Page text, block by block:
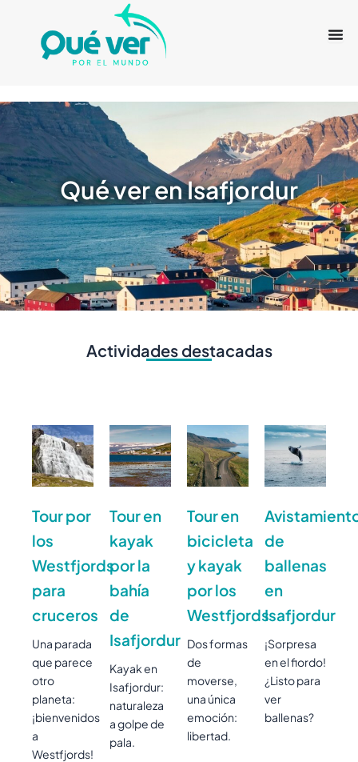
contenido
Qué ver en Isafjordur
Actividades destacadas
Tour por
los
Westfjords
para
cruceros
Una parada
que parece
otro
planeta:
¡bienvenidos
a
Westfjords!
Tour en
kayak
por la
bahía
de
Isafjordur
Kayak en
Isafjordur:
naturaleza
a golpe de
pala.
Tour en
bicicleta
y kayak
por los
Westfjords
Dos formas
de
moverse,
una única
emoción:
libertad.
de
ballenas
en
Isafjordur
¡Sorpresa
en el fiordo!
¿Listo para
ver
ballenas?